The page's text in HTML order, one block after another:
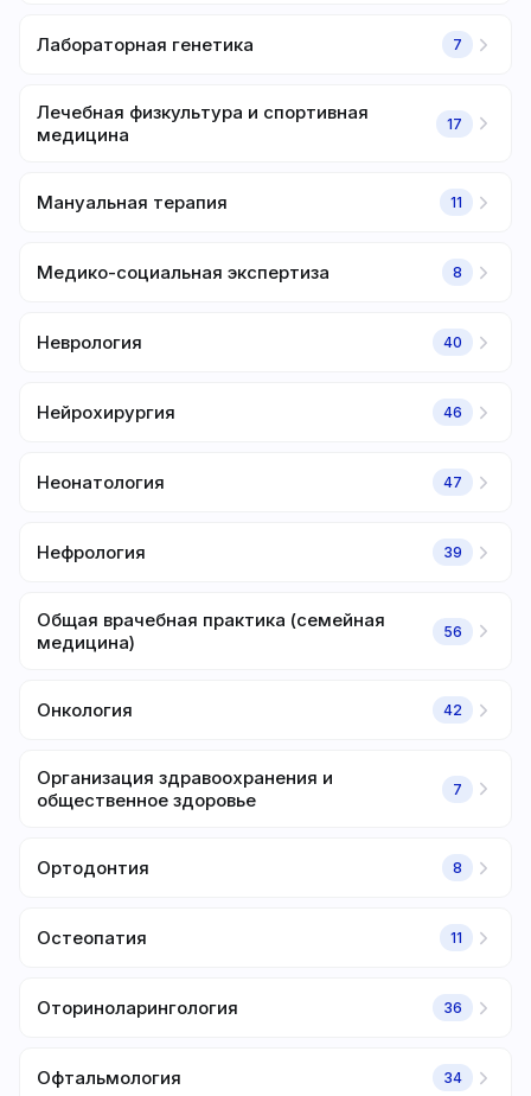
Лабораторная генетика 7
Лечебная физкультура и спортивная
медицина
17
Мануальная терапия 11
Медико-социальная экспертиза 8
Неврология 40
Нейрохирургия 46
Неонатология 47
Нефрология 39
Общая врачебная практика (семейная
медицина)
56
Онкология 42
Организация здравоохранения и
общественное здоровье
7
Ортодонтия 8
Остеопатия 11
Оториноларингология 36
Офтальмология 34